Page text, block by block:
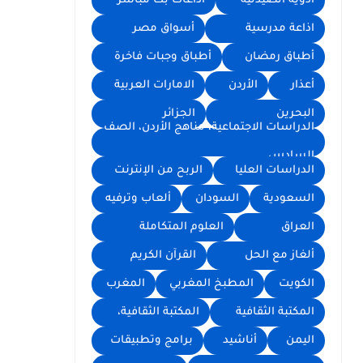
اذاعة مدرسية أسواق مصر
أطباق رمضان أطباق وجبات فاخرة
أعذار الأردن الامارات العربية
البحرين
الجزائر
الدراسات الاجتماعية، مناهج الأردن، الصف
السادس
الدراسات العليا
الربح من الإنترنت
السعودية السودان ألعاب وترفيه
العراق العلوم المتكاملة
ألغاز مع الحل القرآن الكريم
الكويت المطبخ المغربي المغرب
المكتبة الثقافية المكتبة الثقافية،
اليمن أناشيد برامج وتطبيقات